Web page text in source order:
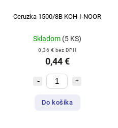
Ceruzka 1500/8B KOH-I-NOOR
Skladom (5 KS)
0,36 € bez DPH
0,44 €
Do košíka